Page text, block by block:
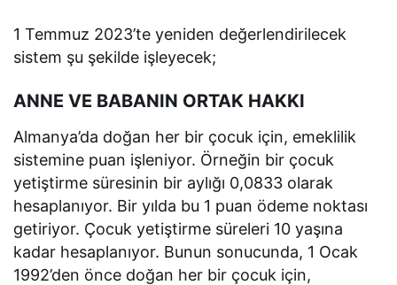
1 Temmuz 2023’te yeniden değerlendirilecek
sistem şu şekilde işleyecek;
ANNE VE BABANIN ORTAK HAKKI
Almanya’da doğan her bir çocuk için, emeklilik
sistemine puan işleniyor. Örneğin bir çocuk
yetiştirme süresinin bir aylığı 0,0833 olarak
hesaplanıyor. Bir yılda bu 1 puan ödeme noktası
getiriyor. Çocuk yetiştirme süreleri 10 yaşına
kadar hesaplanıyor. Bunun sonucunda, 1 Ocak
1992’den önce doğan her bir çocuk için,